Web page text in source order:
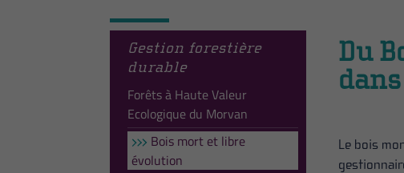
Gestion forestière
durable
Forêts à Haute Valeur
Ecologique du Morvan
Bois mort et libre
évolution
Du
Le bois